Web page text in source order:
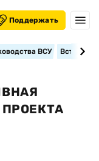
Поддержать
ВСУ